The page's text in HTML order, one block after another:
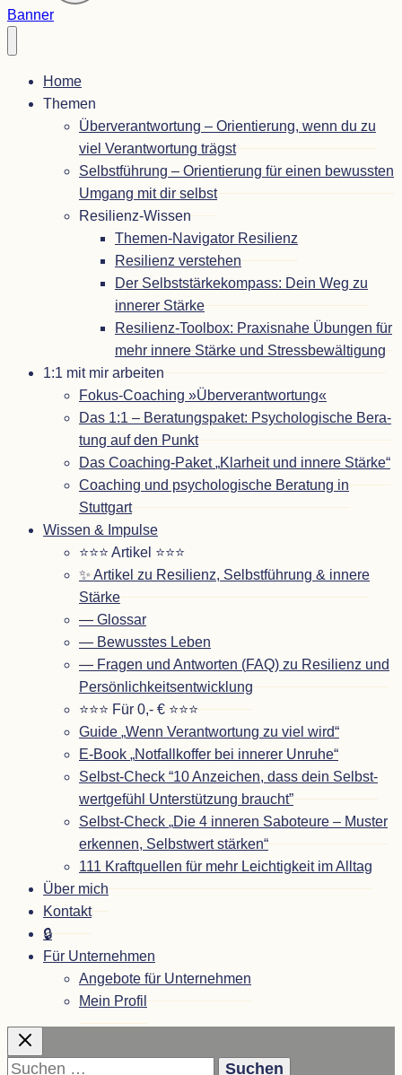
Banner
Home
The­men
Über­ver­ant­wor­tung – Ori­en­tie­rung, wenn du zu
viel Ver­ant­wor­tung trägst
Selbst­füh­rung – Ori­en­tie­rung für einen bewuss­ten
Umgang mit dir selbst
Resi­li­enz-Wis­sen
The­­men-Navi­­ga­­tor Resilienz
Resi­li­enz verstehen
Der Selbst­stär­ke­kom­pass: Dein Weg zu
inne­rer Stärke
Resi­­li­enz-Tool­­box: Pra­xis­nahe Übun­gen für
mehr innere Stärke und Stressbewältigung
1:1 mit mir arbeiten
Fokus-Coa­ching »Über­ver­ant­wor­tung«
Das 1:1 – Bera­tungs­pa­ket: Psy­cho­lo­gi­sche Bera­
tung auf den Punkt
Das Coa­ching-Paket„Klar­heit und innere Stärke“
Coa­ching und psy­cho­lo­gi­sche Bera­tung in
Stuttgart
Wis­sen&Impulse
⭐⭐⭐ Arti­kel ⭐⭐⭐
✨ Arti­kel zu Resi­li­enz, Selbst­füh­rung & innere
Stärke
— Glos­sar
— Bewuss­tes Leben
— Fra­gen und Ant­wor­ten (FAQ) zu Resi­li­enz und
Persönlichkeitsentwicklung
⭐⭐⭐ Für 0,- € ⭐⭐⭐
Guide„Wenn Ver­ant­wor­tung zu viel wird“
E-Book„Not­fall­kof­fer bei inne­rer Unruhe“
Selbst-Check“10 Anzei­chen, dass dein Selbst­
wert­ge­fühl Unter­stüt­zung braucht”
Selbst-Check„Die 4 inne­ren Sabo­teure – Mus­ter
erken­nen, Selbst­wert stärken“
111 Kraft­quel­len für mehr Leich­tig­keit im Alltag
Über mich
Kon­takt
🔒
Für Unter­neh­men
Ange­bote für Unternehmen
Mein Pro­fil
Suchen